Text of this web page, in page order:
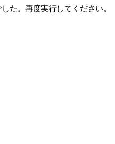
た。再度実行してください。